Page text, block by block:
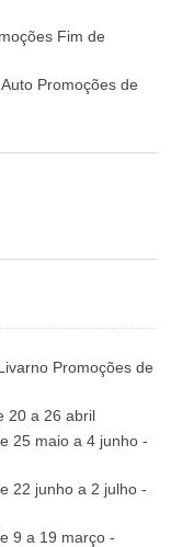
Fim de
Promoções de
Promoções de
20 a 26 abril
25 maio a 4 junho -
22 junho a 2 julho -
9 a 19 março -